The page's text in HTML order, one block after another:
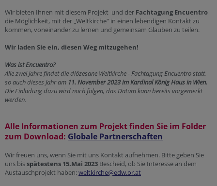
Wir bieten Ihnen mit diesem Projekt und der Fachtagung Encuentro
die Möglichkeit, mit der „Weltkirche“ in einen lebendigen Kontakt zu
kommen, voneinander zu lernen und gemeinsam Glauben zu teilen.
Wir laden Sie ein, diesen Weg mitzugehen!
Was ist Encuentro?
Alle zwei Jahre findet die diözesane Weltkirche - Fachtagung Encuentro statt,
so auch dieses Jahr am 11. November 2023 im Kardinal König Haus in Wien.
Die Einladung dazu wird noch folgen, das Datum kann bereits vorgemerkt
werden.
Alle Informationen zum Projekt finden Sie im Folder
zum Download: Globale Partnerschaften
Wir freuen uns, wenn Sie mit uns Kontakt aufnehmen. Bitte geben Sie
uns bisspätestens 15.Mai 2023 Bescheid, ob Sie Interesse an dem
Austauschprojekt haben:weltkirche@edw.or.at